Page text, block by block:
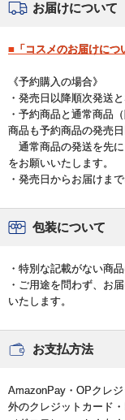
お届けについて
■「コスメのお届けにつ
《予約購入の場合》
・発売日以降順次発送と
・予約商品と通常商品
商品も予約商品の発売
通常商品の発送を先
をお願いいたします。
・発売日からお届けま
包装について
・特別な記載がない商
・ご用途を問わず、お
いたします。
お支払方法
AmazonPay・OPクレ
外のクレジットカード